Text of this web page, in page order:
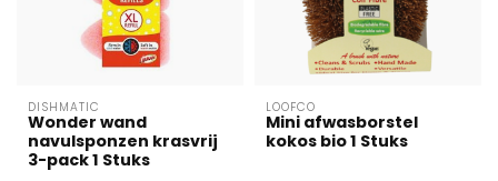
DISHMATIC
Wonder wand
navulsponzen krasvrij
3-pack 1 Stuks
LOOFCO
Mini afwasborstel
kokos bio 1 Stuks